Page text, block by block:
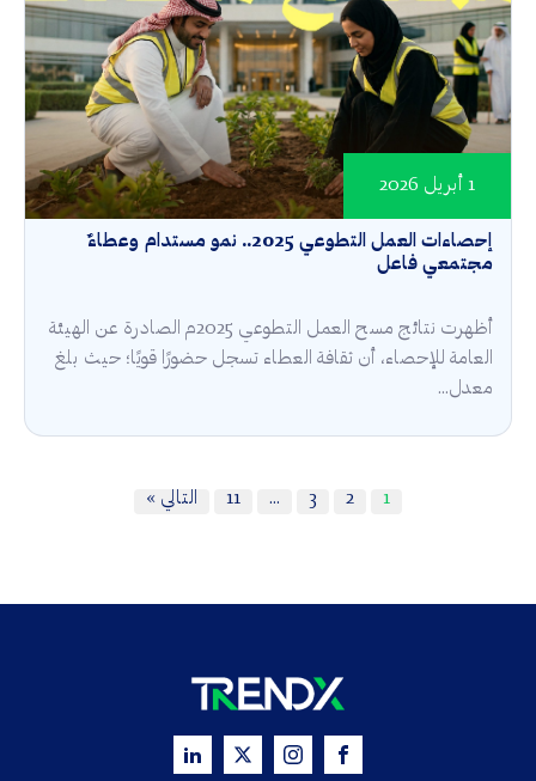
إحصاءات العمل التطوعي 2025.. نمو مستدام وعطاءٌ
مجتمعي فاعل
1 أبريل 2026
أظهرت نتائج مسح العمل التطوعي 2025م الصادرة عن الهيئة
العامة للإحصاء، أن ثقافة العطاء تسجل حضورًا قويًا؛ حيث بلغ
معدل...
1
2
3
…
11 التالي »